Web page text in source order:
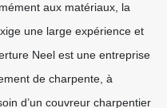
aux matériaux, la
une large expérience et
Neel est une entreprise
de charpente, à
d’un couvreur charpentier